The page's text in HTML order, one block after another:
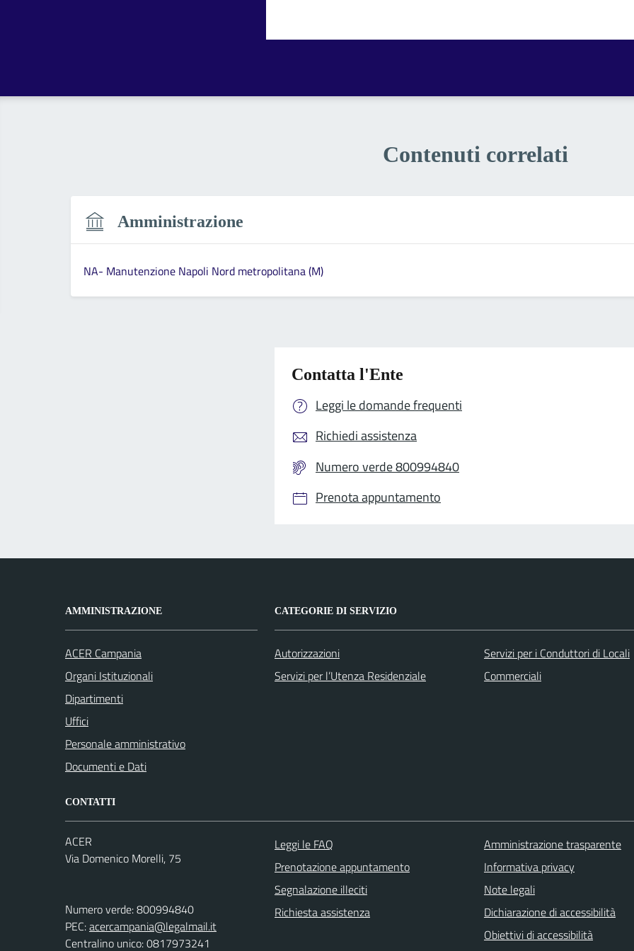
Contenuti correlati
Amministrazione
NA- Manutenzione Napoli Nord metropolitana (M)
Contatta l'Ente
Leggi le domande frequenti
Richiedi assistenza
Numero verde 800994840
Prenota appuntamento
AMMINISTRAZIONE
ACER Campania
Organi Istituzionali
Dipartimenti
Uffici
Personale amministrativo
Documenti e Dati
CATEGORIE DI SERVIZIO
Autorizzazioni
Servizi per l’Utenza Residenziale
Servizi per i Conduttori di Locali
Commerciali
CONTATTI
ACER
Via Domenico Morelli, 75
Numero verde: 800994840
PEC:acercampania@legalmail.it
Centralino unico: 0817973241
Leggi le FAQ
Prenotazione appuntamento
Segnalazione illeciti
Richiesta assistenza
Amministrazione trasparente
Informativa privacy
Note legali
Dichiarazione di accessibilità
Obiettivi di accessibilità